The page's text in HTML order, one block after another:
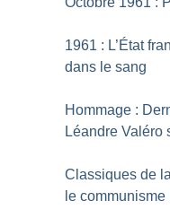
1961 : L’État
dans le sang
Hommage :
Léandre Valéro
Classiques de
le